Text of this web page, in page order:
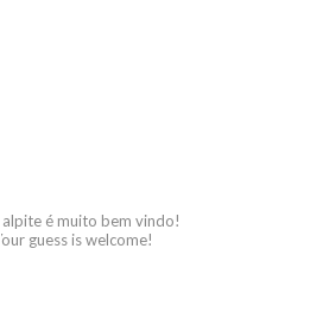
palpite é muito bem vindo!
Your guess is welcome!